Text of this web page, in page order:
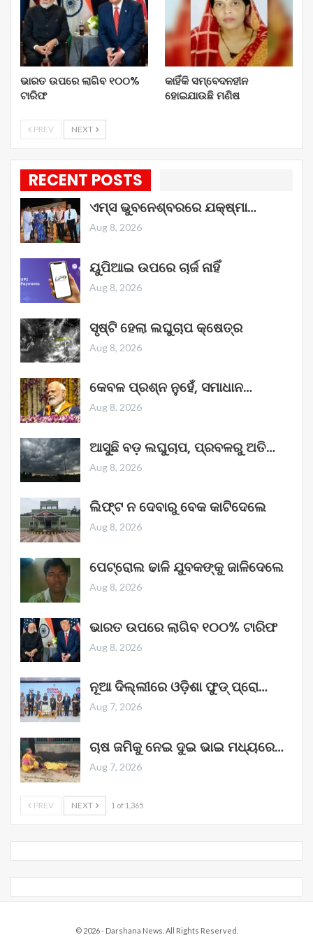
ଭାରତ ଉପରେ ଲାଗିବ ୧୦୦%
ଟାରିଫ
କାହିଁକି ସମ୍ବେଦନହୀନ
ହୋଇଯାଉଛି ମଣିଷ
PREV NEXT
RECENT POSTS
ଏମ୍ସ ଭୁବନେଶ୍ବରରେ ଯକ୍ଷ୍ମା…
Aug 8, 2026
ୟୁପିଆଇ ଉପରେ ଚାର୍ଜ ନାହିଁ
Aug 8, 2026
ସୃଷ୍ଟି ହେଲା ଲଘୁଚାପ କ୍ଷେତ୍ର
Aug 8, 2026
କେବଳ ପ୍ରଶ୍ନ ନୁହେଁ, ସମାଧାନ…
Aug 8, 2026
ଆସୁଛି ବଡ଼ ଲଘୁଚାପ, ପ୍ରବଳରୁ ଅତି…
Aug 8, 2026
ଲିଫ୍ଟ ନ ଦେବାରୁ ବେକ କାଟିଦେଲେ
Aug 8, 2026
ପେଟ୍ରୋଲ ଢାଳି ଯୁବକଙ୍କୁ ଜାଳିଦେଲେ
Aug 8, 2026
ଭାରତ ଉପରେ ଲାଗିବ ୧୦୦% ଟାରିଫ
Aug 8, 2026
ନୂଆ ଦିଲ୍ଲୀରେ ଓଡ଼ିଶା ଫୁଡ୍ ପ୍ରୋ…
Aug 7, 2026
ଚାଷ ଜମିକୁ ନେଇ ଦୁଇ ଭାଇ ମଧ୍ୟରେ…
Aug 7, 2026
PREV NEXT 1 of 1,365
© 2026 - Darshana News. All Rights Reserved.